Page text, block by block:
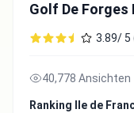
Golf De Forges
3.89/ 5
40,778 Ansichten
Ranking Ile de